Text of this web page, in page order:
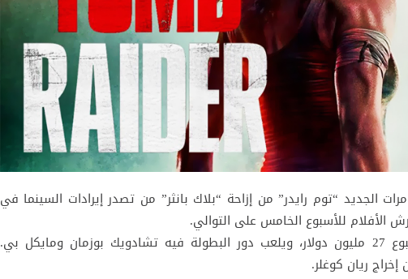
الجديد “توم رايدر” من إزاحة “بلاك بانثر” من تصدر إيرادات السينما في
الأفلام للأسبوع الخامس على التوالي.
وحقق “بلاك بانثر” هذا الأسبوع 27 مليون دولار، ويلعب دور البطولة فيه تشادويك بوزمان ومايكل بي.
ريان كوغلر.